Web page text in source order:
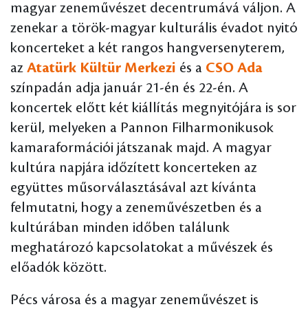
magyar zeneművészet decentrumává váljon. A
zenekar a török-magyar kulturális évadot nyitó
koncerteket a két rangos hangversenyterem,
az Atatürk Kültür Merkezi és a CSO Ada
színpadán adja január 21-én és 22-én. A
koncertek előtt két kiállítás megnyitójára is sor
kerül, melyeken a Pannon Filharmonikusok
kamaraformációi játszanak majd. A magyar
kultúra napjára időzített koncerteken az
együttes műsorválasztásával azt kívánta
felmutatni, hogy a zeneművészetben és a
kultúrában minden időben találunk
meghatározó kapcsolatokat a művészek és
előadók között.
Pécs városa és a magyar zeneművészet is